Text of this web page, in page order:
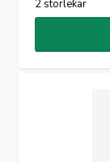
2 storlekar